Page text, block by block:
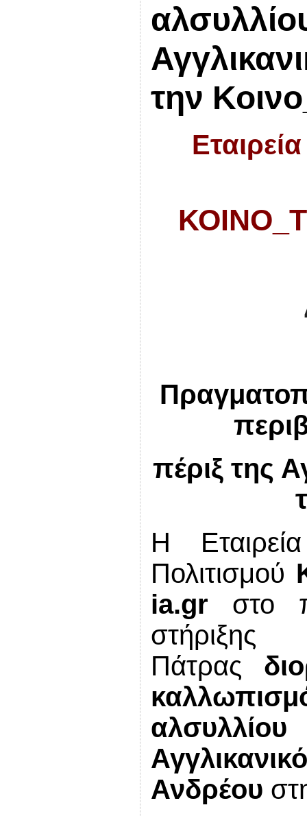
την
πέριξ της
Η
Πολιτισμού
ia.gr στο
Πάτρας
Ανδρέου